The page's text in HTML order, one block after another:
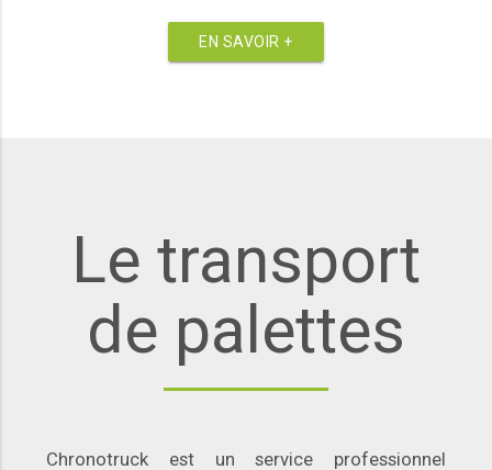
EN SAVOIR +
Le transport
de palettes
Chronotruck est un service professionnel